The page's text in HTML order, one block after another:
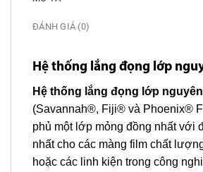
ĐÁNH GIÁ (0)
Hệ thống lắng đọng lớp
Hệ thống lắng đọng lớp
(Savannah®, Fiji® và Phoenix®
phủ một lớp mỏng đồng nhất với
nhất cho các màng film chất
hoặc các linh kiện trong công